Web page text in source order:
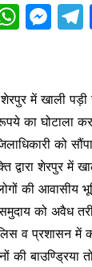
W
s
A
p
p
M
s
e
n
g
er
में खाली
का घोटाला
को
द्वारा शेरपुर में
की आवासीय
को अवैध
व प्रशासन में
की बाउण्ड्रिया